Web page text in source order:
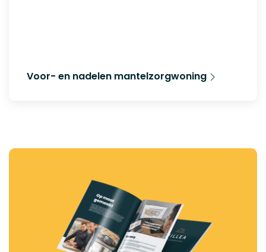
Voor- en nadelen mantelzorgwoning